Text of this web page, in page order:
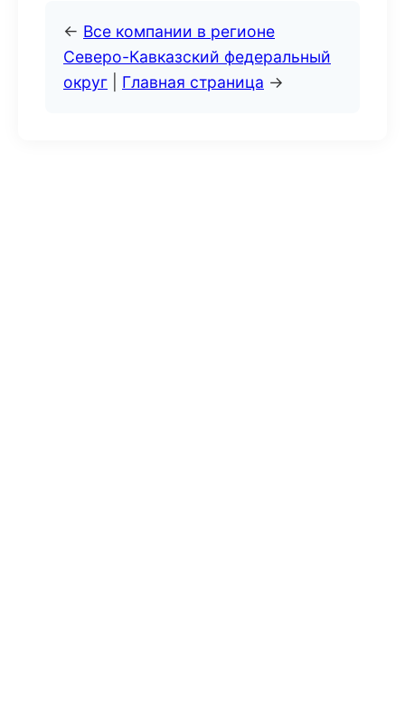
← Все компании в регионе
Северо-Кавказский федеральный
округ
Главная страница →